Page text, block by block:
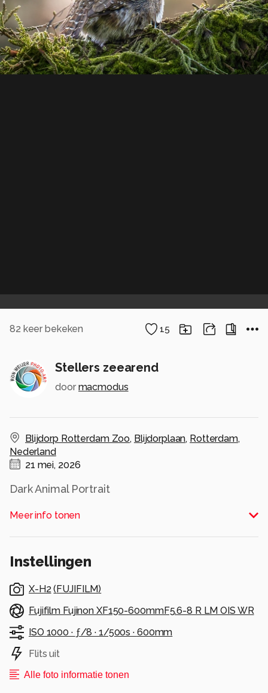
82 keer bekeken 15
Stellers zeearend
door macmodus
Blijdorp Rotterdam Zoo, Blijdorplaan, Rotterdam,
Nederland
21 mei, 2026
Dark Animal Portrait
Alle rechten voorbehouden
Meer info tonen
Instellingen
X-H2 (FUJIFILM)
Fujifilm Fujinon XF150-600mmF5.6-8 R LM OIS WR
ISO 1000 · ƒ/8 · 1/500s · 600mm
Flits uit
Alle foto informatie tonen